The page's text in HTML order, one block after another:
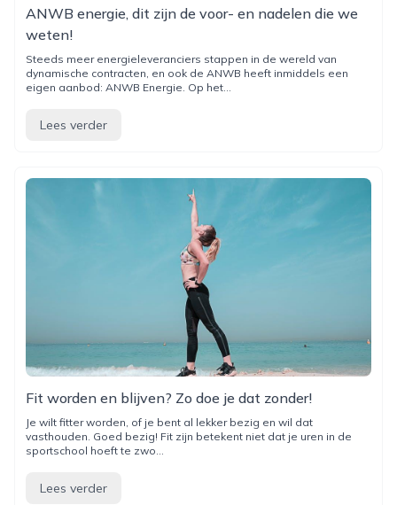
ANWB energie, dit zijn de voor- en nadelen die we
weten!
Steeds meer energieleveranciers stappen in de wereld van
dynamische contracten, en ook de ANWB heeft inmiddels een
eigen aanbod: ANWB Energie. Op het...
Lees verder
Fit worden en blijven? Zo doe je dat zonder!
Je wilt fitter worden, of je bent al lekker bezig en wil dat
vasthouden. Goed bezig! Fit zijn betekent niet dat je uren in de
sportschool hoeft te zwo...
Lees verder